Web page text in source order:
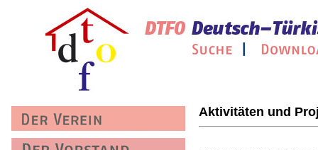
Aktivitäten und